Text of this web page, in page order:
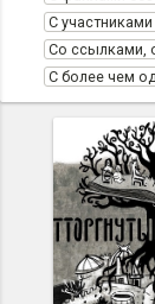
С
Со ссылками,
С более чем